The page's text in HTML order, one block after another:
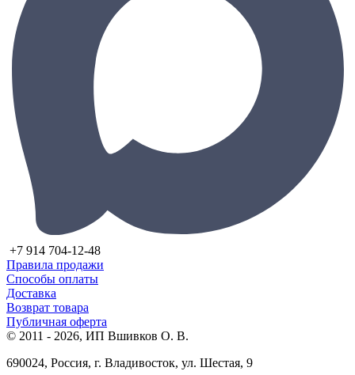
+7 914 704-12-48
Правила продажи
Способы оплаты
Доставка
Возврат товара
Публичная оферта
© 2011 - 2026, ИП Вшивков О. В.
690024, Россия, г. Владивосток, ул. Шестая, 9